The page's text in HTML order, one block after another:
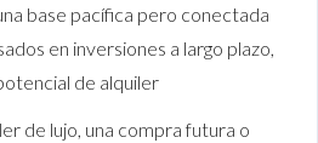
base pacífica pero conectada
en inversiones a largo plazo,
de alquiler
de lujo, una compra futura o